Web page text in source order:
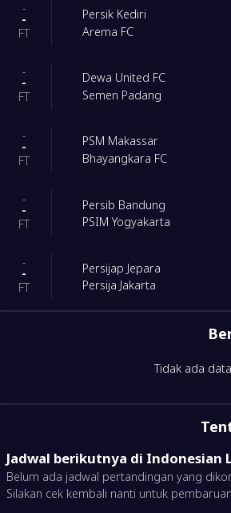
-
-
FT
Persik Kediri
Arema FC
-
-
FT
Dewa United FC
Semen Padang
-
-
FT
PSM Makassar
Bhayangkara FC
-
-
FT
Persib Bandung
PSIM Yogyakarta
-
-
FT
Persijap Jepara
Persija Jakarta
-
-
-
FT
Semen Padang
Persik Kediri
Tidak ada
Jadwal berikutnya di Indonesian
Belum ada jadwal pertandingan yang
Silakan cek kembali nanti untuk